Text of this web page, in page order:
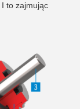
to zajmując